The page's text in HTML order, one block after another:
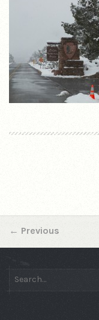
← Previous